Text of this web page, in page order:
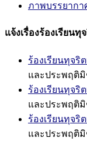
ภาพบรรยากา
แจ้งเรื่องร้องเรียนทุ
ร้องเรียนทุจริ
และประพฤติ
ร้องเรียนทุจริ
และประพฤติ
ร้องเรียนทุจริ
และประพฤติ